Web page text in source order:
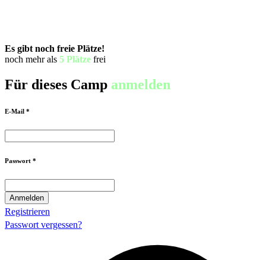
Es gibt noch freie Plätze!
noch mehr als 5 Plätze frei
Für dieses Camp anmelden
E-Mail *
Passwort *
Registrieren
Passwort vergessen?